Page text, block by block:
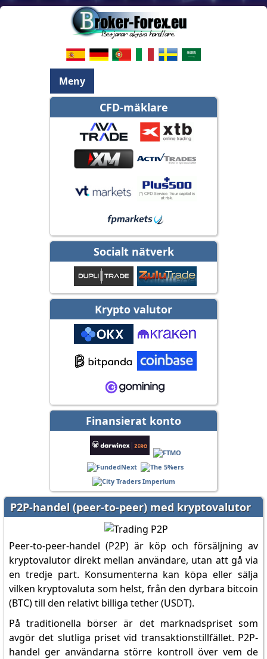
Meny
CFD-mäklare
Socialt nätverk
Krypto valutor
Finansierat konto
P2P-handel (peer-to-peer) med kryptovalutor
Peer-to-peer-handel (P2P) är köp och försäljning av
kryptovalutor direkt mellan användare, utan att gå via
en tredje part. Konsumenterna kan köpa eller sälja
vilken kryptovaluta som helst, från den dyrbara bitcoin
(BTC) till den relativt billiga tether (USDT).
På traditionella börser är det marknadspriset som
avgör det slutliga priset vid transaktionstillfället. P2P-
handel ger användarna större kontroll över vem de